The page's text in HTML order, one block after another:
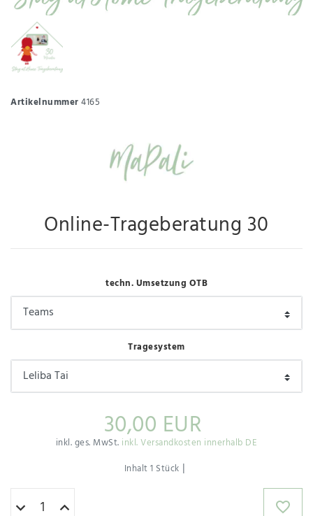
Artikelnummer4165
Online-Trageberatung 30
techn. Umsetzung OTB
Tragesystem
30,00 EUR
inkl. ges. MwSt. inkl. Versandkosten innerhalb DE
Inhalt1 Stück |